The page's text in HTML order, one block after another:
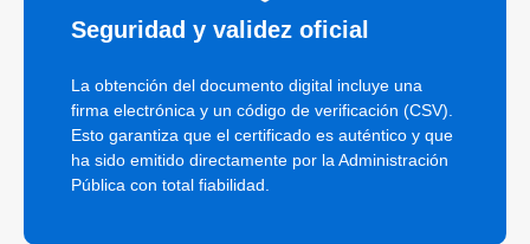
Seguridad y validez oficial
La obtención del documento digital incluye una
firma electrónica y un código de verificación (CSV).
Esto garantiza que el certificado es auténtico y que
ha sido emitido directamente por la Administración
Pública con total fiabilidad.